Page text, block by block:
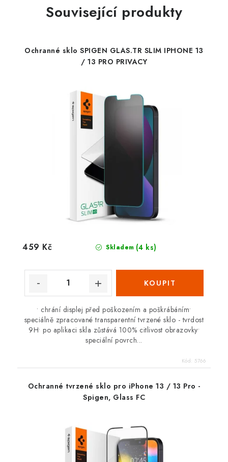
Související produkty
Ochranné sklo SPIGEN GLAS.TR SLIM IPHONE 13
/ 13 PRO PRIVACY
Skladem (4 ks)
459 Kč
• chrání displej před poškozením a poškrábáním•
speciálně zpracované transparentní tvrzené sklo - tvrdost
9H• po aplikaci skla zůstává 100% citlivost obrazovky•
speciální povrch...
Kód: 5766
Ochranné tvrzené sklo pro iPhone 13 / 13 Pro -
Spigen, Glass FC